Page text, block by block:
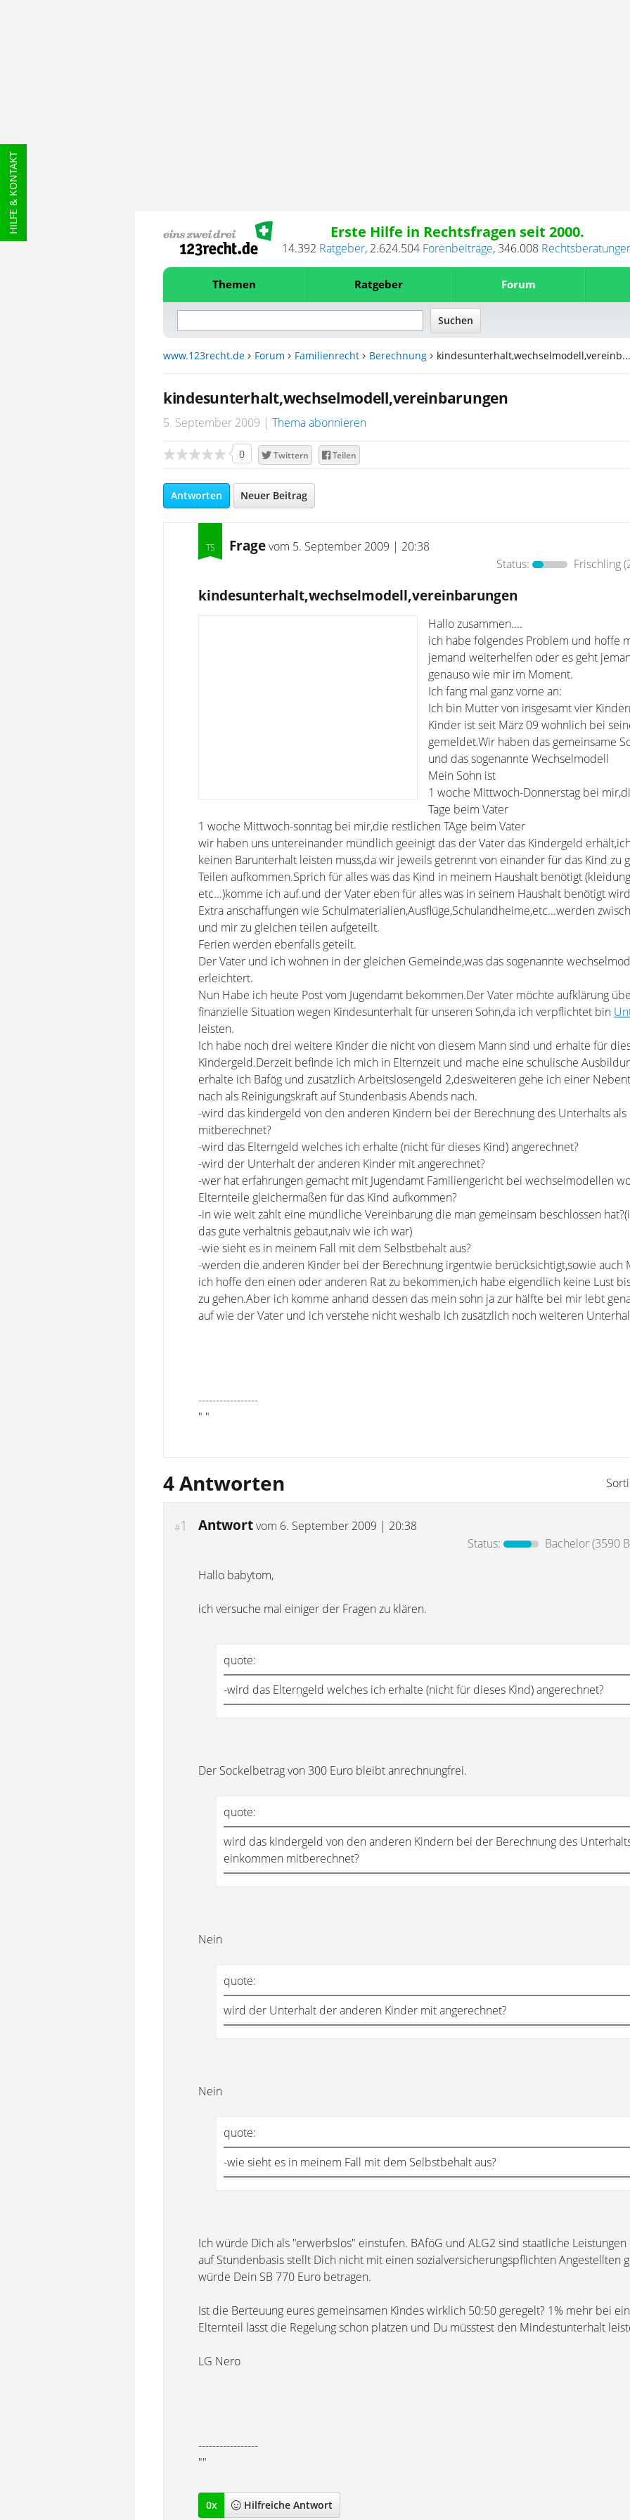
HILFE & KONTAKT Erste Hilfe in Rechtsfragen seit 2000.
14.392 Ratgeber, 2.624.504 Forenbeiträge,346.008
Themen Ratgeber Forum
www.123recht.de Forum Familienrecht Berechnung kindesunterhalt,wechselmodell,vereinb...
kindesunterhalt,wechselmodell,vereinbarungen
5. September 2009 Thema abonnieren
0 Twittern Teilen
Antworten Neuer Beitrag
Fragevom 5. September 2009 | 20:38
Status:
Frischling
kindesunterhalt,wechselmodell,vereinbarungen
Hallo zusammen....
ich habe folgendes Problem und hoffe
jemand weiterhelfen oder es geht
genauso wie mir im Moment.
Ich fang mal ganz vorne an:
Ich bin Mutter von insgesamt vier
Kinder ist seit März 09 wohnlich bei
gemeldet.Wir haben das gemeinsame
und das sogenannte Wechselmodell
Mein Sohn ist
1 woche Mittwoch-Donnerstag bei
Tage beim Vater
1 woche Mittwoch-sonntag bei mir,die restlichen TAge beim Vater
wir haben uns untereinander mündlich geeinigt das der Vater das Kindergeld
keinen Barunterhalt leisten muss,da wir jeweils getrennt von einander für das Kind zu
Teilen aufkommen.Sprich für alles was das Kind in meinem Haushalt benötigt
etc...)komme ich auf.und der Vater eben für alles was in seinem Haushalt benötigt
Extra anschaffungen wie Schulmaterialien,Ausflüge,Schulandheime,etc...werden
und mir zu gleichen teilen aufgeteilt.
Ferien werden ebenfalls geteilt.
Der Vater und ich wohnen in der gleichen Gemeinde,was das sogenannte
erleichtert.
Nun Habe ich heute Post vom Jugendamt bekommen.Der Vater möchte aufklärung
finanzielle Situation wegen Kindesunterhalt für unseren Sohn,da ich verpflichtet bin
leisten.
Ich habe noch drei weitere Kinder die nicht von diesem Mann sind und erhalte für
Kindergeld.Derzeit befinde ich mich in Elternzeit und mache eine schulische
erhalte ich Bafög und zusätzlich Arbeitslosengeld 2,desweiteren gehe ich einer
nach als Reinigungskraft auf Stundenbasis Abends nach.
-wird das kindergeld von den anderen Kindern bei der Berechnung des Unterhalts
mitberechnet?
-wird das Elterngeld welches ich erhalte (nicht für dieses Kind) angerechnet?
-wird der Unterhalt der anderen Kinder mit angerechnet?
-wer hat erfahrungen gemacht mit Jugendamt Familiengericht bei wechselmodellen
Elternteile gleichermaßen für das Kind aufkommen?
-in wie weit zählt eine mündliche Vereinbarung die man gemeinsam beschlossen
das gute verhältnis gebaut,naiv wie ich war)
-wie sieht es in meinem Fall mit dem Selbstbehalt aus?
-werden die anderen Kinder bei der Berechnung irgentwie berücksichtigt,sowie auch
ich hoffe den einen oder anderen Rat zu bekommen,ich habe eigendlich keine Lust
zu gehen.Aber ich komme anhand dessen das mein sohn ja zur hälfte bei mir lebt
auf wie der Vater und ich verstehe nicht weshalb ich zusätzlich noch weiteren
-----------------
" "
4 Antworten
#1 Antwortvom 6. September 2009 | 20:38
Status:
Bachelor(3590
Hallo babytom,
ich versuche mal einiger der Fragen zu klären.
quote:
-wird das Elterngeld welches ich erhalte (nicht für dieses Kind) angerechnet?
Der Sockelbetrag von 300 Euro bleibt anrechnungfrei.
quote:
wird das kindergeld von den anderen Kindern bei der Berechnung des
einkommen mitberechnet?
Nein
quote:
wird der Unterhalt der anderen Kinder mit angerechnet?
Nein
quote:
-wie sieht es in meinem Fall mit dem Selbstbehalt aus?
Ich würde Dich als "erwerbslos" einstufen. BAföG und ALG2 sind staatliche
auf Stundenbasis stellt Dich nicht mit einen sozialversicherungspflichten Angestellten
würde Dein SB 770 Euro betragen.
Ist die Berteuung eures gemeinsamen Kindes wirklich 50:50 geregelt? 1% mehr bei
Elternteil lässt die Regelung schon platzen und Du müsstest den Mindestunterhalt
LG Nero
-----------------
""
0x Hilfreiche Antwort